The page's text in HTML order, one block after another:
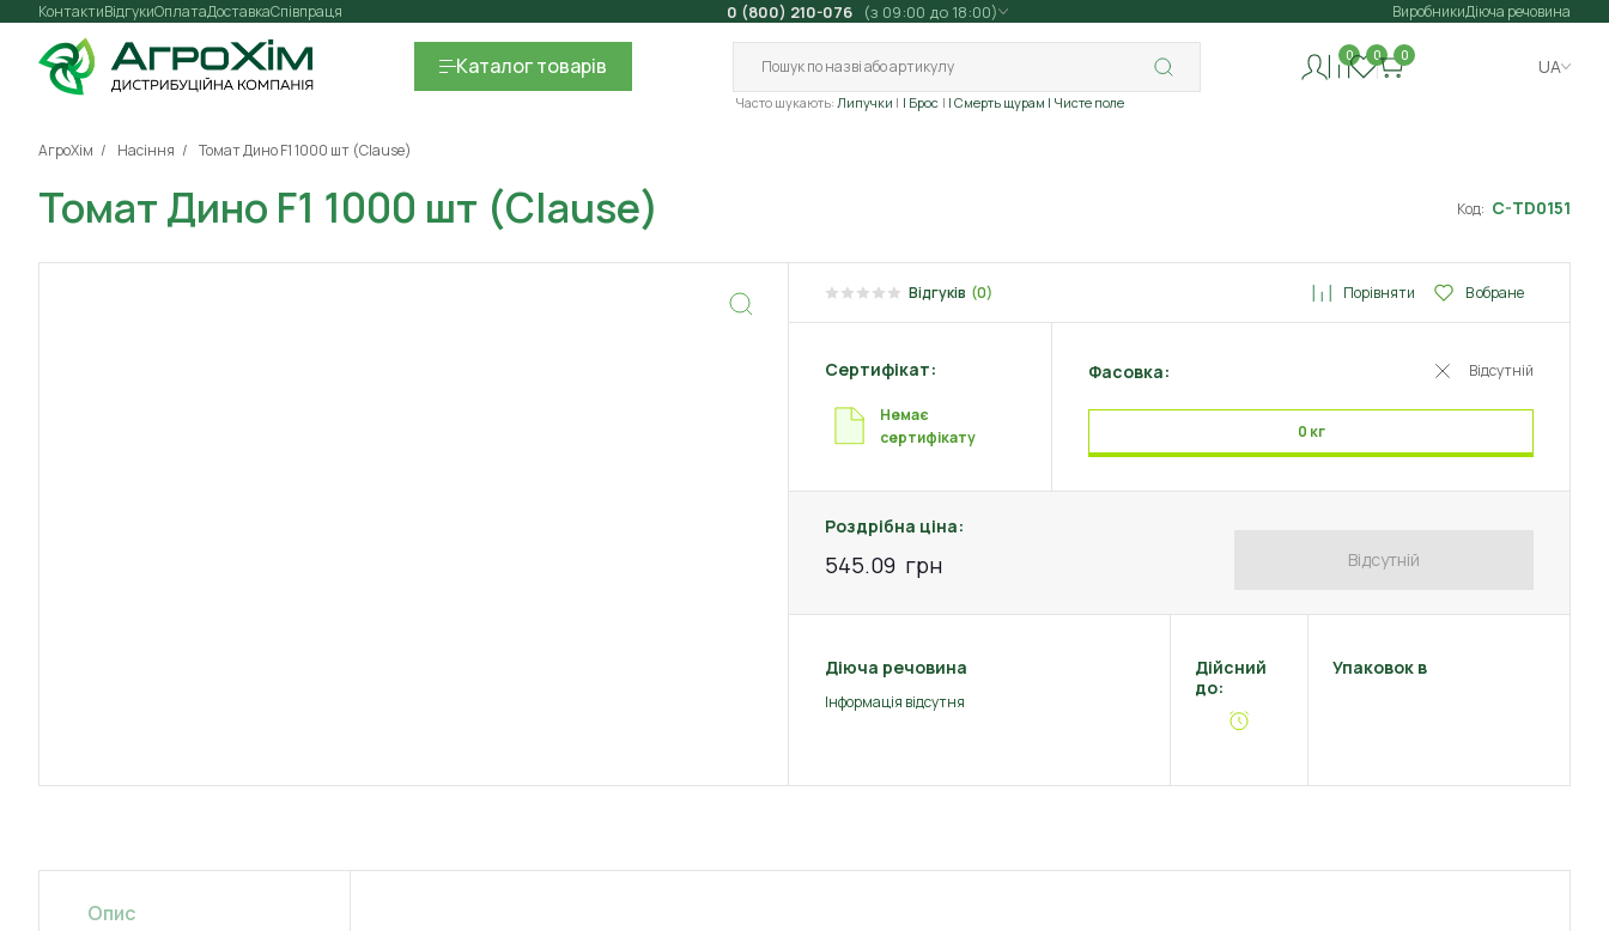
Контакти Оплата
Відгуки ДоставкаСпівпраця 0 (800) 210-076 (з 09:00 до 18:00) ВиробникиДіюча речовина
Каталогтоварів
Часто шукають: Липучки | Брос | Смерть щурам | Чисте поле
0 0 0
UA
АгроХім Насіння Томат Дино F1 1000 шт (Clause)
Томат Дино F1 1000 шт (Clause) Код: C-TD0151
Відгуків (0) Порівняти В обране
Сертифікат:
Немає
сертифікату
Фасовка: Відсутній
0 кг
Роздрібна ціна:
545.09 грн Відсутній
Діюча речовина
Інформація відсутня
Дійсний
до:
Упаковок в
Опис